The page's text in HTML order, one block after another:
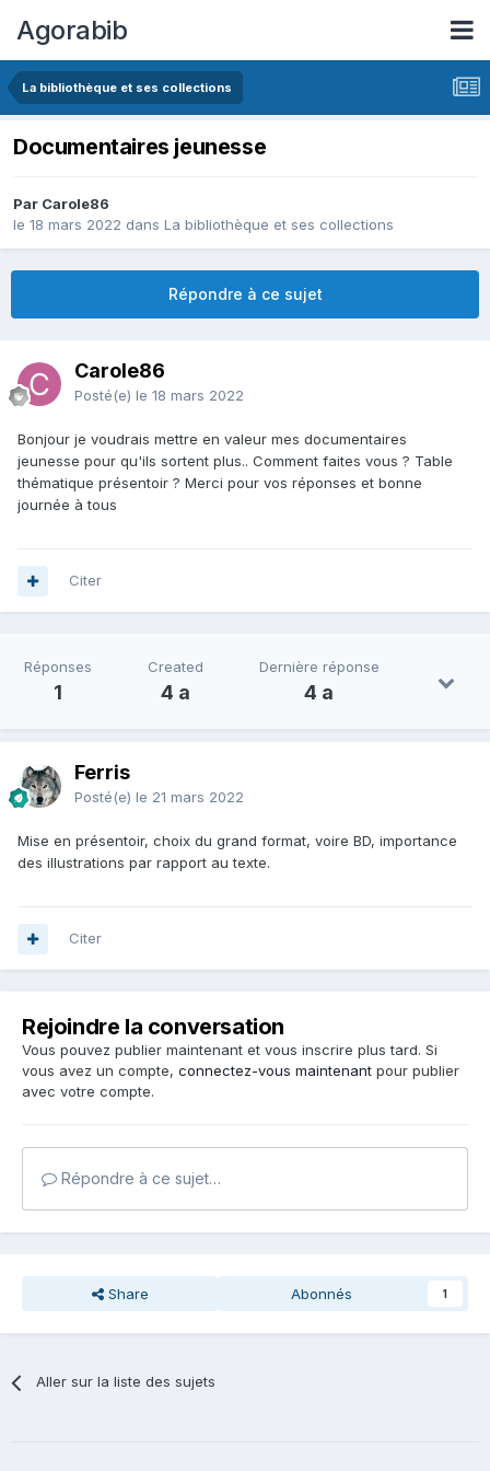
Agorabib
La bibliothèque et ses collections
Documentaires jeunesse
Par Carole86
le 18 mars 2022 dans La bibliothèque et ses collections
Répondre à ce sujet
Carole86
Posté(e) le 18 mars 2022
Bonjour je voudrais mettre en valeur mes documentaires
jeunesse pour qu'ils sortent plus.. Comment faites vous ? Table
thématique présentoir ? Merci pour vos réponses et bonne
journée à tous
Citer
Réponses
1
Created
4 a
Dernière réponse
4 a
Ferris
Posté(e) le 21 mars 2022
Mise en présentoir, choix du grand format, voire BD, importance
des illustrations par rapport au texte.
Citer
Rejoindre la conversation
Vous pouvez publier maintenant et vous inscrire plus tard. Si
vous avez un compte, connectez-vous maintenant pour publier
avec votre compte.
Répondre à ce sujet…
Share Abonnés 1
Aller sur la liste des sujets